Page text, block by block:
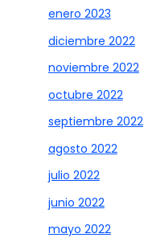
enero 2023
diciembre 2022
noviembre 2022
octubre 2022
septiembre 2022
agosto 2022
julio 2022
junio 2022
mayo 2022